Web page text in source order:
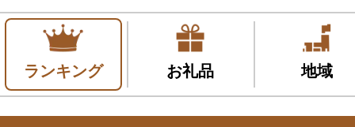
ランキング お礼品 地域